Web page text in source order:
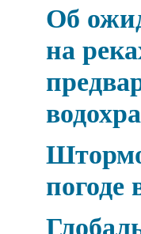
Об
на
погоде